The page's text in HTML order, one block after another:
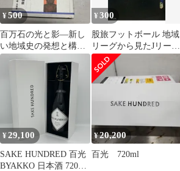
¥500
百万石の光と影―新し
い地域史の発想と構築
(浅香年木遺稿集
¥300
股旅フットボール 地域
リーグから見たJリーグ
「百年構想」の光と影
／宇都宮徹壱
¥29,100
SAKE HUNDRED 百光
BYAKKO 日本酒 720ml
¥20,200
百光 720ml